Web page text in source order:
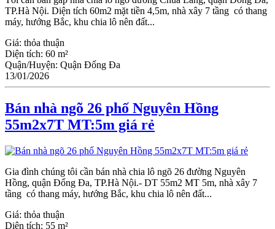
TP.Hà Nội. Diện tích 60m2 mặt tiền 4,5m, nhà xây 7 tầng có thang
máy, hướng Bắc, khu chia lô nên đất...
Giá: thỏa thuận
Diện tích: 60 m²
Quận/Huyện: Quận Đống Đa
13/01/2026
Bán nhà ngõ 26 phố Nguyên Hồng
55m2x7T MT:5m giá rẻ
Gia đình chúng tôi cần bán nhà chia lô ngõ 26 đường Nguyên
Hồng, quận Đống Đa, TP.Hà Nội.- DT 55m2 MT 5m, nhà xây 7
tầng có thang máy, hướng Bắc, khu chia lô nên đất...
Giá: thỏa thuận
Diện tích: 55 m²